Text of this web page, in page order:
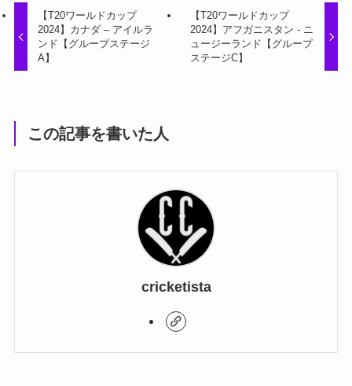
【T20ワールドカップ
2024】カナダ – アイルラ
ンド【グループステージ
A】
【T20ワールドカップ
2024】アフガニスタン - ニ
ュージーランド【グループ
ステージC】
この記事を書いた人
cricketista